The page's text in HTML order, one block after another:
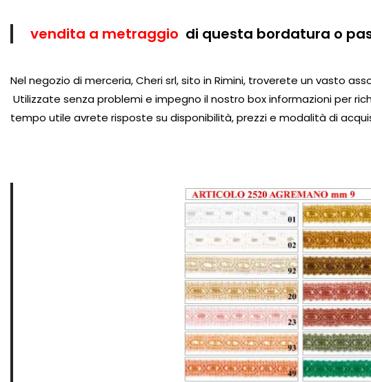
vendita a metraggio di questa bordatura o
Nel negozio di merceria, Cheri srl, sito in Rimini, troverete un vasto
Utilizzate senza problemi e impegno il nostro box informazioni per
tempo utile avrete risposte su disponibilità, prezzi e modalità di